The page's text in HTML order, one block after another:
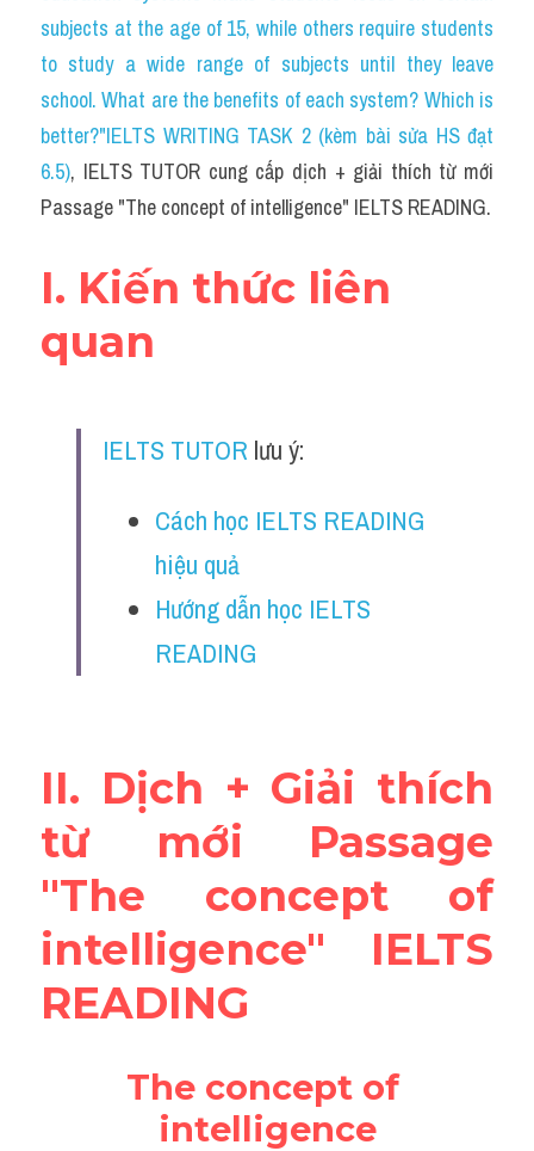
Social Issues
Đề thi THPT
Advice
IELTS Advice
Listening
Speaking
Reading
Vocabulary
Education
subjects at the age of 15, while others require students
to study a wide range of subjects until they leave
school. What are the benefits of each system? Which is
better?"IELTS WRITING TASK 2 (kèm bài sửa HS đạt
6.5), IELTS TUTOR cung cấp dịch + giải thích từ mới
Passage "The concept of intelligence" IELTS READING.
I. Kiến thức liên
quan
IELTS TUTOR lưu ý:
Cách học IELTS READING
hiệu quả
Hướng dẫn học IELTS
READING
II. Dịch + Giải thích
từ mới Passage
"The concept of
intelligence" IELTS
READING
The concept of
intelligence